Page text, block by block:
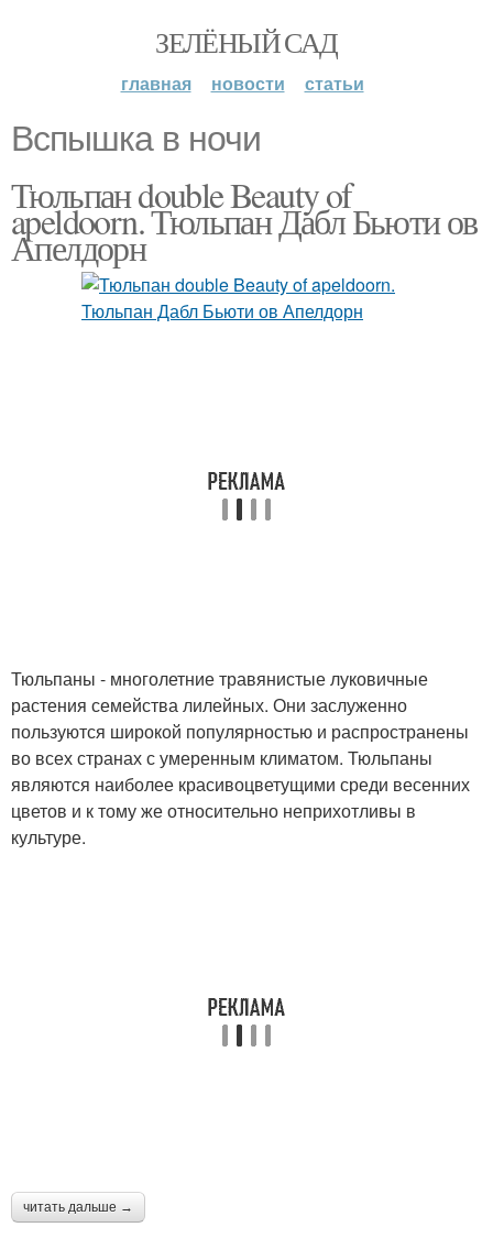
ЗЕЛЁНЫЙ САД
главная новости статьи
Вспышка в ночи
Тюльпан double Beauty of
apeldoorn. Тюльпан Дабл Бьюти ов
Апелдорн
Тюльпаны - многолетние травянистые луковичные
растения семейства лилейных. Они заслуженно
пользуются широкой популярностью и распространены
во всех странах с умеренным климатом. Тюльпаны
являются наиболее красивоцветущими среди весенних
цветов и к тому же относительно неприхотливы в
культуре.
читать дальше →